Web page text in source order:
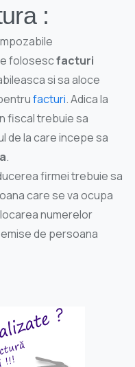
:
folosescfacturi
si sa aloce
facturi. Adica la
fiscal trebuie sa
de la care incepe sa
.
firmei trebuie sa
care se va ocupa
numerelor
de persoana